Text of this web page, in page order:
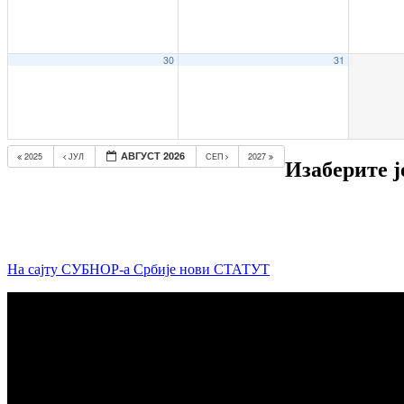
30 31
2025 ЈУЛ АВГУСТ 2026 СЕП 2027
Изаберите
На сајту СУБНОР-а Србије нови СТАТУТ